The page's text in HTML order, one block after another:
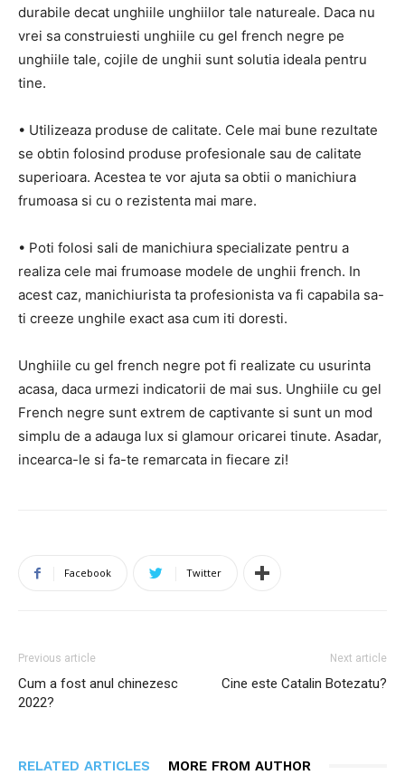
durabile decat unghiile unghiilor tale natureale. Daca nu
vrei sa construiesti unghiile cu gel french negre pe
unghiile tale, cojile de unghii sunt solutia ideala pentru
tine.
• Utilizeaza produse de calitate. Cele mai bune rezultate
se obtin folosind produse profesionale sau de calitate
superioara. Acestea te vor ajuta sa obtii o manichiura
frumoasa si cu o rezistenta mai mare.
• Poti folosi sali de manichiura specializate pentru a
realiza cele mai frumoase modele de unghii french. In
acest caz, manichiurista ta profesionista va fi capabila sa-
ti creeze unghile exact asa cum iti doresti.
Unghiile cu gel french negre pot fi realizate cu usurinta
acasa, daca urmezi indicatorii de mai sus. Unghiile cu gel
French negre sunt extrem de captivante si sunt un mod
simplu de a adauga lux si glamour oricarei tinute. Asadar,
incearca-le si fa-te remarcata in fiecare zi!
Facebook Twitter
Previous article
Cum a fost anul chinezesc
2022?
Next article
Cine este Catalin Botezatu?
RELATED ARTICLES MORE FROM AUTHOR